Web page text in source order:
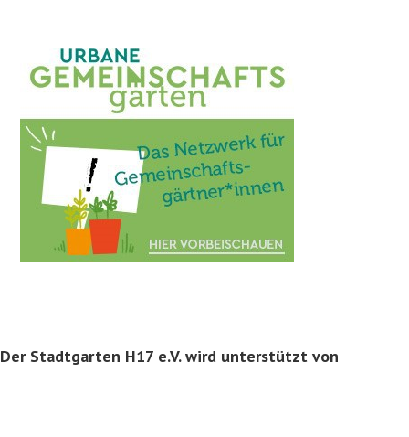
Der Stadtgarten H17 e.V. wird unterstützt von